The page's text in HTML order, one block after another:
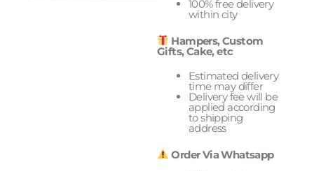
100% free delivery
within city
Hampers, Custom
Gifts, Cake, etc
Estimated delivery
time may differ
Delivery fee will be
applied according
to shipping
address
Order Via Whatsapp